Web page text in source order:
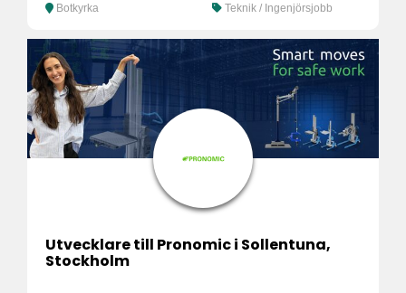
Botkyrka Teknik / Ingenjörsjobb
Utvecklare till Pronomic i Sollentuna,
Stockholm